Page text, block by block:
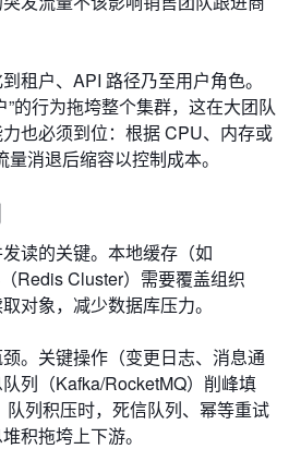
租户、API 路径乃至用户角色。
”的行为拖垮整个集群，这在大团队
也必须到位：根据 CPU、内存或
消退后缩容以控制成本。
读的关键。本地缓存（如
Redis Cluster）需要覆盖组织
对象，减少数据库压力。
。关键操作（变更日志、消息通
列（Kafka/RocketMQ）削峰填
列积压时，死信队列、幂等重试
积拖垮上下游。